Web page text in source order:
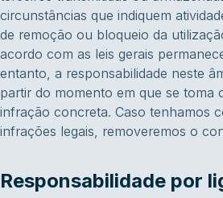
circunstâncias que indiquem
de remoção ou bloqueio da
acordo com as leis gerais
entanto, a responsabilidade neste
partir do momento em que se toma
infração concreta. Caso tenhamos
infrações legais, removeremos o
Responsabilidade por